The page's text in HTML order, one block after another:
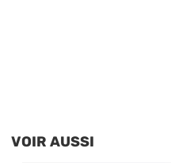
VOIR AUSSI